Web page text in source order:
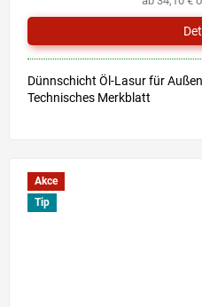
Dünnschicht Öl-Lasur für
Technisches Merkblatt
Akce
Tip